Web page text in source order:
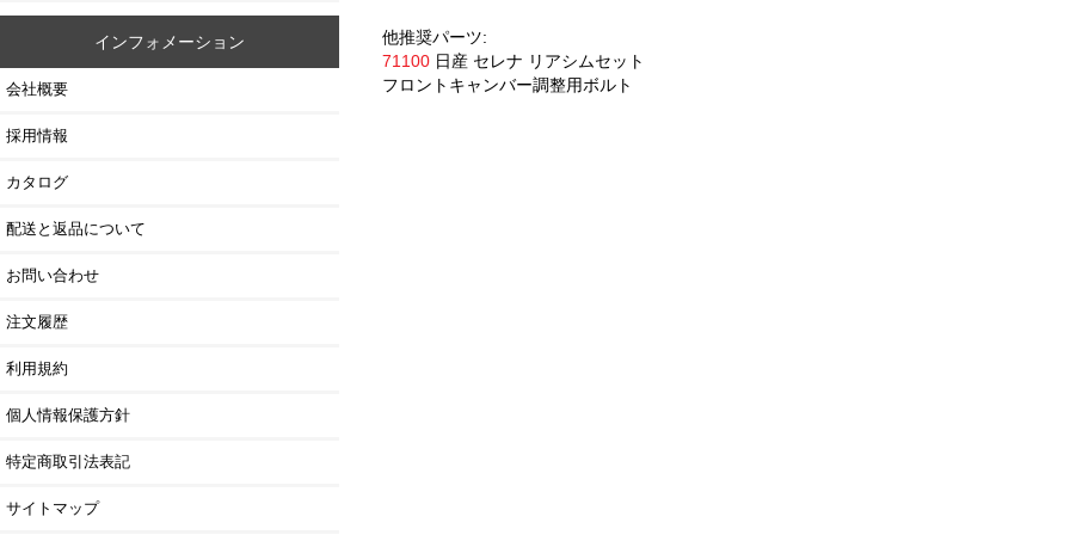
インフォメーション
会社概要
採用情報
カタログ
配送と返品について
お問い合わせ
注文履歴
利用規約
個人情報保護方針
特定商取引法表記
サイトマップ
他推奨パーツ:
71100 日産 セレナ リアシムセット
フロントキャンバー調整用ボルト